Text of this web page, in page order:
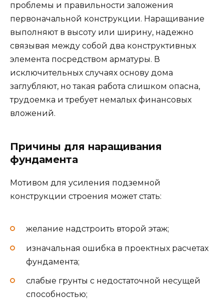
проблемы и правильности заложения
первоначальной конструкции. Наращивание
выполняют в высоту или ширину, надежно
связывая между собой два конструктивных
элемента посредством арматуры. В
исключительных случаях основу дома
заглубляют, но такая работа слишком опасна,
трудоемка и требует немалых финансовых
вложений.
Причины для наращивания
фундамента
Мотивом для усиления подземной
конструкции строения может стать:
желание надстроить второй этаж;
изначальная ошибка в проектных расчетах
фундамента;
слабые грунты с недостаточной несущей
способностью;